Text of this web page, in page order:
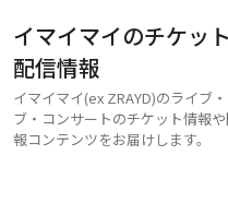
イマイマイのチケッ
配信情報
イマイマイ(ex ZRAYD)のライブ
ブ・コンサートのチケット情報
報コンテンツをお届けします。